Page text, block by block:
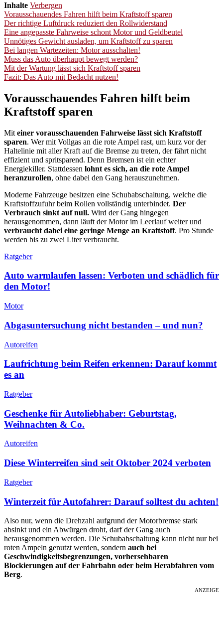
Inhalte Verbergen
Vorausschauendes Fahren hilft beim Kraftstoff sparen
Der richtige Luftdruck reduziert den Rollwiderstand
Eine angepasste Fahrweise schont Motor und Geldbeutel
Unnötiges Gewicht ausladen, um Kraftstoff zu sparen
Bei langen Wartezeiten: Motor ausschalten!
Muss das Auto überhaupt bewegt werden?
Mit der Wartung lässt sich Kraftstoff sparen
Fazit: Das Auto mit Bedacht nutzen!
Vorausschauendes Fahren hilft beim
Kraftstoff sparen
Mit einer vorausschauenden Fahrweise lässt sich Kraftstoff
sparen. Wer mit Vollgas an die rote Ampel rast, um kurz vor der
Haltelinie mit aller Kraft auf die Bremse zu treten, der fährt nicht
effizient und spritsparend. Denn Bremsen ist ein echter
Energiekiller. Stattdessen lohnt es sich, an die rote Ampel
heranzurollen, ohne dabei den Gang herauszunehmen.
Moderne Fahrzeuge besitzen eine Schubabschaltung, welche die
Kraftstoffzufuhr beim Rollen vollständig unterbindet. Der
Verbrauch sinkt auf null. Wird der Gang hingegen
herausgenommen, dann läuft der Motor im Leerlauf weiter und
verbraucht dabei eine geringe Menge an Kraftstoff. Pro Stunde
werden bis zu zwei Liter verbraucht.
Ratgeber
Auto warmlaufen lassen: Verboten und schädlich für
den Motor!
Motor
Abgasuntersuchung nicht bestanden – und nun?
Autoreifen
Laufrichtung beim Reifen erkennen: Darauf kommt
es an
Ratgeber
Geschenke für Autoliebhaber: Geburtstag,
Weihnachten & Co.
Autoreifen
Diese Winterreifen sind seit Oktober 2024 verboten
Ratgeber
Winterzeit für Autofahrer: Darauf solltest du achten!
Also nur, wenn die Drehzahl aufgrund der Motorbremse stark
absinkt und ein Abwürgen droht, darf der Gang auch
herausgenommen werden. Die Schubabschaltung kann nicht nur bei
roten Ampeln genutzt werden, sondern auch bei
Geschwindigkeitsbegrenzungen, vorhersehbaren
Blockierungen auf der Fahrbahn oder beim Herabfahren vom
Berg.
ANZEIGE